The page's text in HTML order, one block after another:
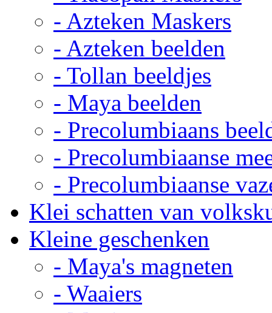
- Azteken Maskers
- Azteken beelden
- Tollan beeldjes
- Maya beelden
- Precolumbiaans
- Precolumbiaanse
- Precolumbiaanse
Klei schatten van
Kleine geschenken
- Maya's magneten
- Waaiers